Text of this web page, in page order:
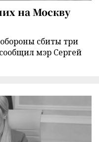
на Москву
сбиты три
мэр Сергей